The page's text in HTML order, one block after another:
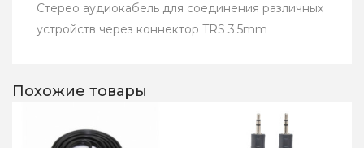
Стерео аудиокабель для соединения различных
устройств через коннектор TRS 3.5mm
Похожие товары